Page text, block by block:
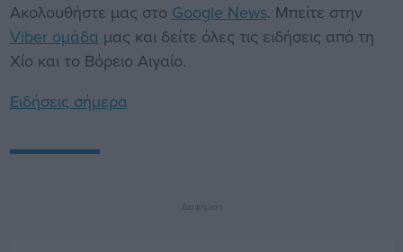
Ακολουθήστε μας στο Google News. Μπείτε στην
Viber ομάδα μας και δείτε όλες τις ειδήσεις από τη
Χίο και το Βόρειο Αιγαίο.
Ειδήσεις σήμερα
Διαφήμιση